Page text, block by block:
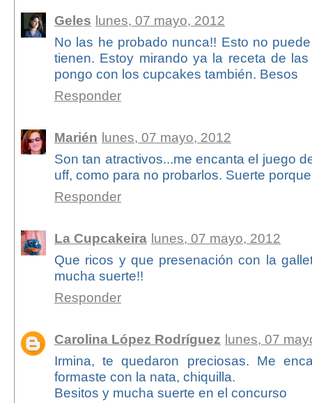
Geles lunes, 07 mayo, 2012
No las he probado nunca!! Esto no
tienen. Estoy mirando ya la receta de
pongo con los cupcakes también. Besos
Responder
Marién lunes, 07 mayo, 2012
Son tan atractivos...me encanta el juego
uff, como para no probarlos. Suerte
Responder
La Cupcakeira lunes, 07 mayo, 2012
Que ricos y que presenación con la
mucha suerte!!
Responder
Carolina López Rodríguez lunes, 07
Irmina, te quedaron preciosas. Me
formaste con la nata, chiquilla.
Besitos y mucha suerte en el concurso